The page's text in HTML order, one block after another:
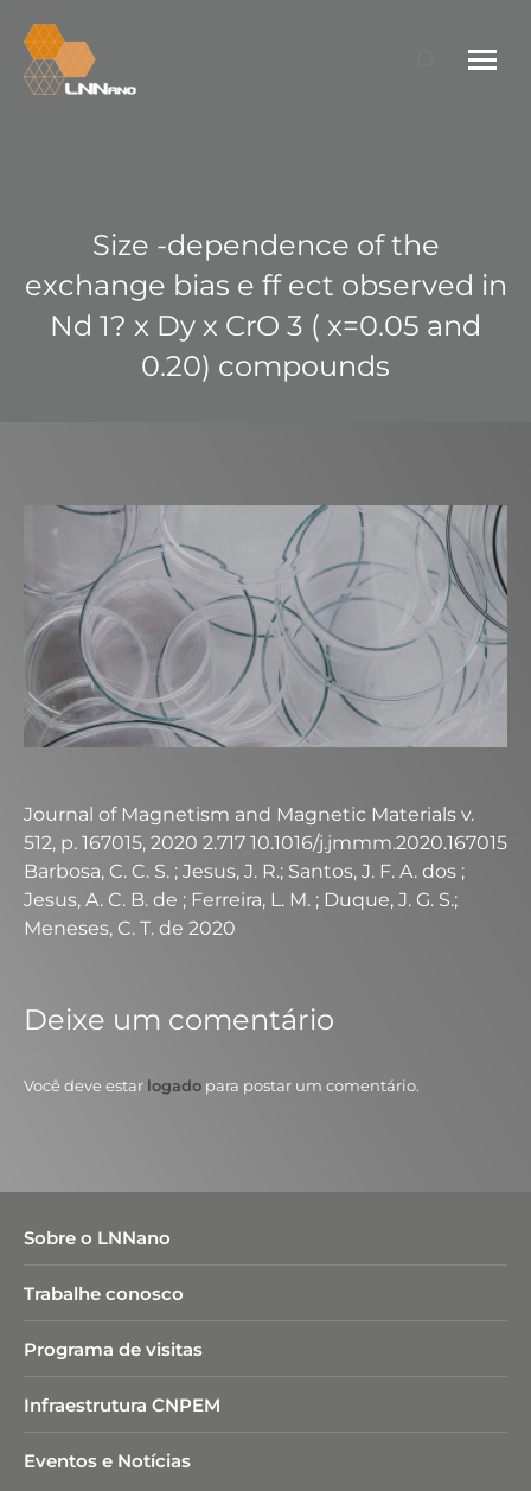
Search:
Size -dependence of the
exchange bias e ff ect observed in
Nd 1? x Dy x CrO 3 ( x=0.05 and
0.20) compounds
Journal of Magnetism and Magnetic Materials v.
512, p. 167015, 2020 2.717 10.1016/j.jmmm.2020.167015
Barbosa, C. C. S. ; Jesus, J. R.; Santos, J. F. A. dos ;
Jesus, A. C. B. de ; Ferreira, L. M. ; Duque, J. G. S.;
Meneses, C. T. de 2020
Deixe um comentário
Você deve estar logado para postar um comentário.
Sobre o LNNano
Trabalhe conosco
Programa de visitas
Infraestrutura CNPEM
Eventos e Notícias